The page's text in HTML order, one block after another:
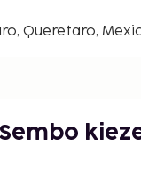
is
recreatieve
en
Queretaro,